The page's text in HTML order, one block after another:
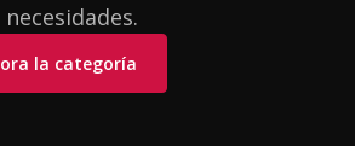
necesidades.
la categoría